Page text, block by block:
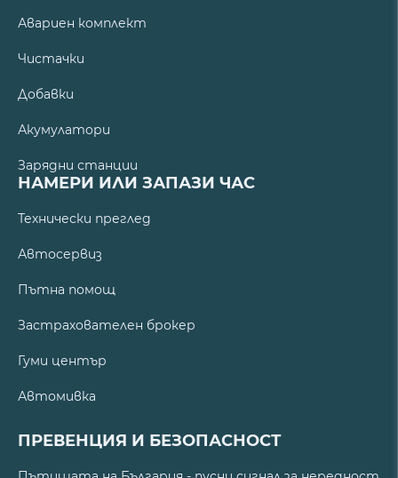
Авариен комплект
Чистачки
Добавки
Акумулатори
Зарядни станции
НАМЕРИ ИЛИ ЗАПАЗИ ЧАС
Технически преглед
Автосервиз
Пътна помощ
Застрахователен брокер
Гуми център
Автомивка
ПРЕВЕНЦИЯ И БЕЗОПАСНОСТ